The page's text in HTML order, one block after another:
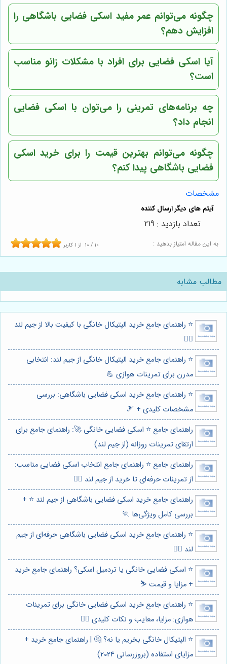
چگونه می‌توانم عمر مفید اسکی فضایی باشگاهی را
افزایش دهم؟
آیا اسکی فضایی برای افراد با مشکلات زانو مناسب
است؟
چه برنامه‌های تمرینی را می‌توان با اسکی فضایی
انجام داد؟
چگونه می‌توانم بهترین قیمت را برای خرید اسکی
فضایی باشگاهی پیدا کنم؟
مشخصات
به این مقاله امتیاز بدهید : 10 / 10 از 1 کاربر
تعداد بازدید : 219
مطالب مشابه
⭐️ راهنمای جامع خرید الپتیکال خانگی با کیفیت بالا از جیم لند
🏃‍♀️
⭐️ راهنمای جامع خرید الپتیکال خانگی از جیم لند: انتخابی
مدرن برای تمرینات هوازی 💪
⭐️ راهنمای جامع خرید اسکی فضایی باشگاهی: بررسی
مشخصات کلیدی + 🎿
راهنمای جامع ⭐️ اسکی فضایی خانگی 🚀: راهنمای جامع برای
ارتقای تمرینات روزانه (از جیم لند)
راهنمای جامع ⭐️ راهنمای جامع انتخاب اسکی فضایی مناسب:
از تمرینات حرفه‌ای تا خرید از جیم لند 🏃‍♀️
راهنمای جامع خرید اسکی فضایی باشگاهی از جیم لند ⭐️ +
بررسی کامل ویژگی‌ها 🏃
⭐️ راهنمای جامع خرید اسکی فضایی باشگاهی حرفه‌ای از جیم
لند 🏋️‍♀️
⭐️ اسکی فضایی خانگی یا تردمیل اسکی؟ راهنمای جامع خرید
+ مزایا و قیمت ⛷️
⭐️ راهنمای جامع خرید اسکی فضایی خانگی برای تمرینات
هوازی: مزایا، معایب و نکات کلیدی 🏃‍♀️
⭐️ الپتیکال خانگی بخریم یا نه؟ 🤔 | راهنمای جامع خرید +
مزایای استفاده (بروزرسانی 2024)